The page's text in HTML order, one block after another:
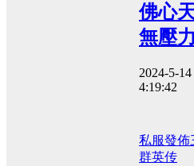
佛心
無壓力
2024-5-14
4:19:42
私服發佈
群英传